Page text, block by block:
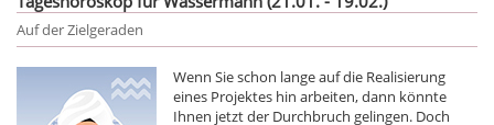
Auf der Zielgeraden
Wenn Sie schon lange auf die Realisierung
eines Projektes hin arbeiten, dann könnte
Ihnen jetzt der Durchbruch gelingen. Doch